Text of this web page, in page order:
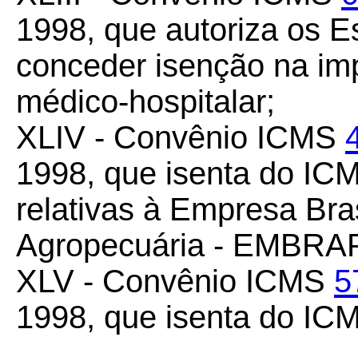
1998, que autoriza os
conceder isenção na
médico-hospitalar;
XLIV - Convênio ICMS
1998, que isenta do
relativas à Empresa
Agropecuária -
XLV - Convênio ICMS
1998, que isenta do